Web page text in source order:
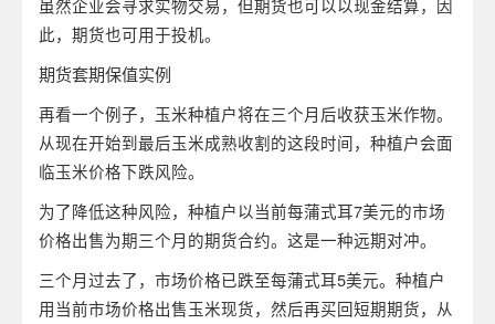
虽然企业会寻求实物交易，但期货也可以以现金结算，因
此，期货也可用于投机。
期货套期保值实例
再看一个例子，玉米种植户将在三个月后收获玉米作物。
从现在开始到最后玉米成熟收割的这段时间，种植户会面
临玉米价格下跌风险。
为了降低这种风险，种植户以当前每蒲式耳7美元的市场
价格出售为期三个月的期货合约。这是一种远期对冲。
三个月过去了，市场价格已跌至每蒲式耳5美元。种植户
用当前市场价格出售玉米现货，然后再买回短期期货，从